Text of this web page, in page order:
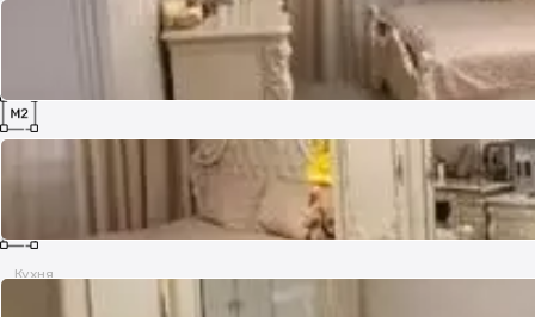
Площадь
Кухня